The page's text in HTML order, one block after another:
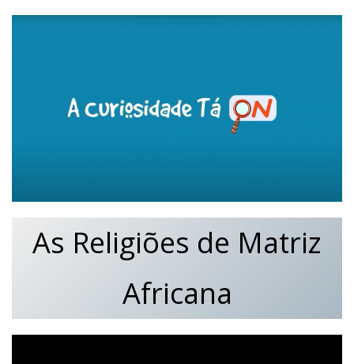
As Religiões de Matriz
Africana